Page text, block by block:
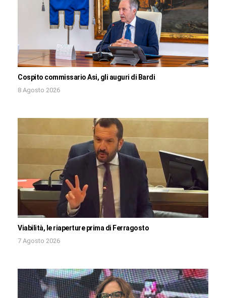
Cospito commissario Asi, gli auguri di Bardi
8 Agosto 2026
Viabilità, le riaperture prima di Ferragosto
7 Agosto 2026